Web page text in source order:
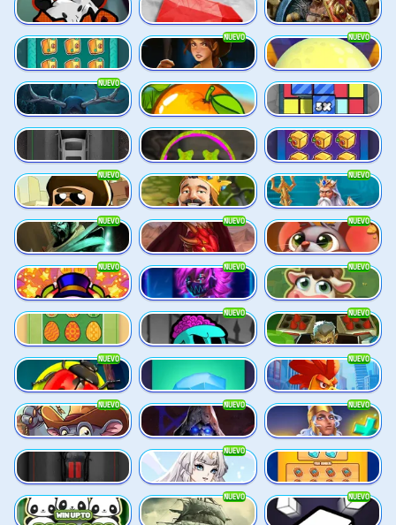
Eye of the Panda Frutz Gladiator Legends
Cash Vault II
NUEVO
Dawn of Kings
NUEVO
Desert Temple
NUEVO
Evil Eyes Fruit Duel Cubes
Dream Car SUV Chaos Crew Cash Vault I
NUEVO
Donut Division Cash Quest
NUEVO
Commander of Tridents
NUEVO
Cursed Crypt
NUEVO
Fireborn
NUEVO
Get the CHEESE
NUEVO
Donny Dough
NUEVO
Feel the Beat
NUEVO
Frank’s Farm
Eggstra Cash
NUEVO
Fear the Dark
NUEVO
Fire My Laser
NUEVO
Forest Fortune
NUEVO
Chicken Man
NUEVO
Clumsy Cowboys
NUEVO
Dark Summoning
NUEVO
Divine Drop
Dream Car Speed
NUEVO
Cloud Princess Diamond Rush
Go Panda
NUEVO
Cursed Seas
NUEVO
Dice